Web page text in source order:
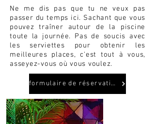
Ne me dis pas que tu ne veux pas
passer du temps ici. Sachant que vous
pouvez traîner autour de la piscine
toute la journée. Pas de soucis avec
les serviettes pour obtenir les
meilleures places, c'est tout à vous,
asseyez-vous où vous voulez.
formulaire de réservation